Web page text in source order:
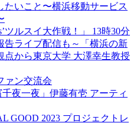
たいこと〜横浜移動サービス
ツルスイ大作戦！」 13時30分
告ライブ配信も～「横浜の新
点から東京大学 大澤幸生教授
ァン交流会
千夜一夜」伊藤有壱 アーティ
GOOD 2023 プロジェクトレ